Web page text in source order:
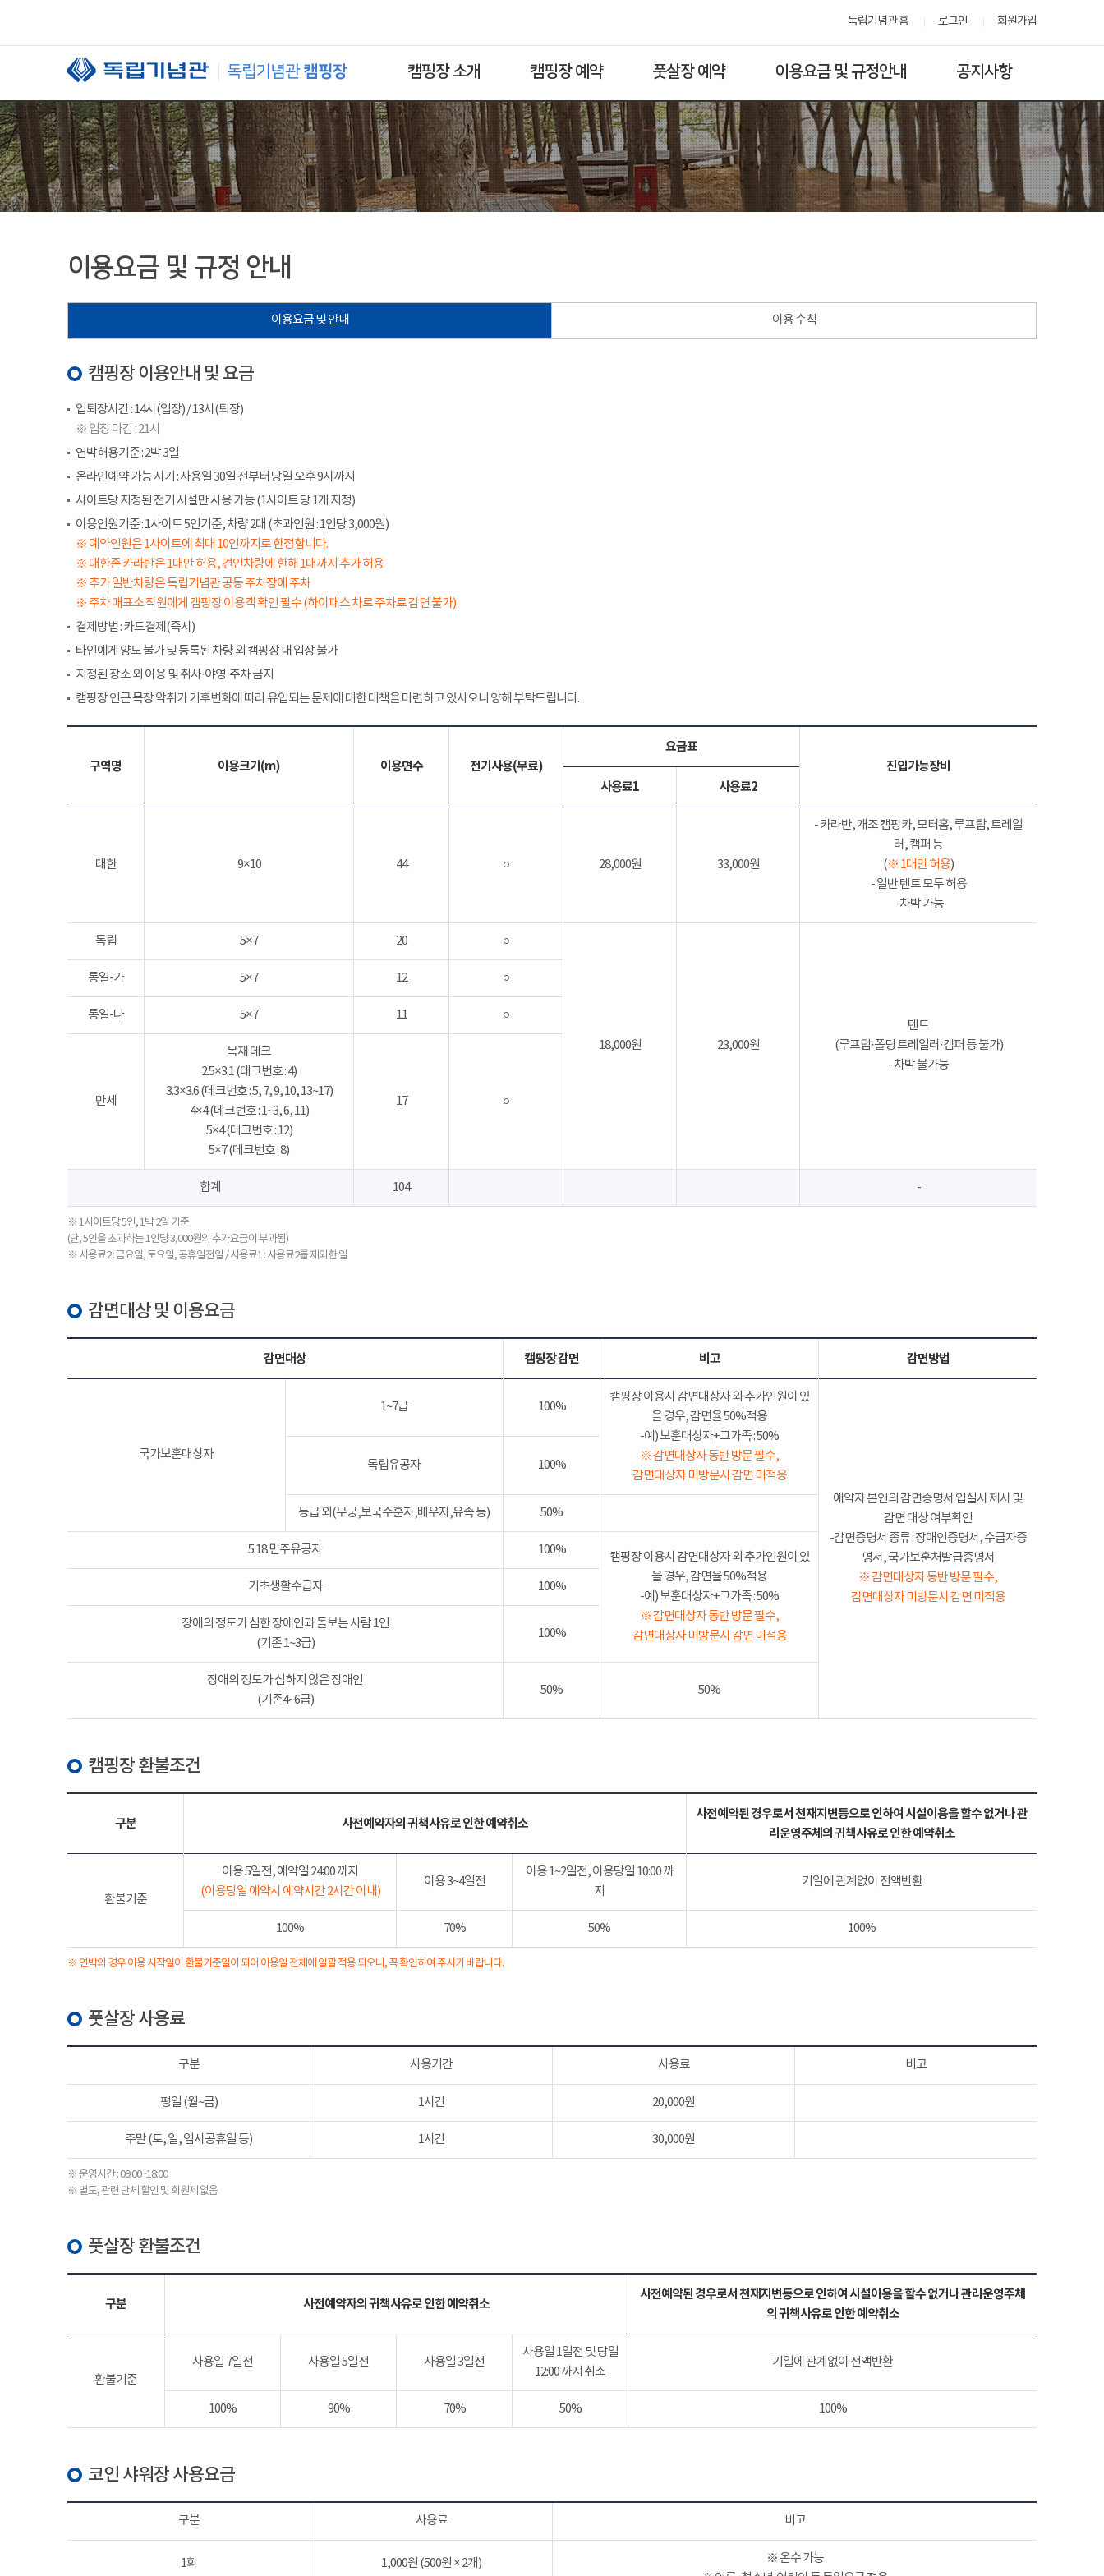
독립기념관 홈 로그인 회원가입
캠핑장 소개 캠핑장 예약 풋살장 예약 이용요금 및 규정안내 공지사항
이용요금 및 규정 안내
이용요금 및 안내 이용 수칙
캠핑장 이용안내 및 요금
입퇴장시간 : 14시(입장) / 13시(퇴장)
※ 입장 마감 : 21시
연박허용기준 : 2박 3일
온라인예약 가능 시기 : 사용일 30일 전부터 당일 오후 9시까지
사이트당 지정된 전기 시설만 사용 가능 (1사이트 당 1개 지정)
이용인원기준 : 1사이트 5인기준, 차량 2대 (초과인원 : 1인당 3,000원)
※ 예약인원은 1사이트에 최대 10인까지로 한정합니다.
※ 대한존 카라반은 1대만 허용, 견인차량에 한해 1대까지 추가 허용
※ 추가 일반차량은 독립기념관 공동 주차장에 주차
※ 주차 매표소 직원에게 갬핑장 이용객 확인 필수 (하이패스 차로 주차료 감면 불가)
결제방법 : 카드결제(즉시)
타인에게 양도 불가 및 등록된 차량 외 캠핑장 내 입장 불가
지정된 장소 외 이용 및 취사·야영·주차 금지
캠핑장 인근 목장 악취가 기후변화에 따라 유입되는 문제에 대한 대책을 마련하고 있사오니 양해 부탁드립니다.
구역명 이용크기(m) 이용면수 전기사용(무료)
요금표
진입가능장비
사용료1
사용료2
대한 9×10 44 ○ 28,000원 33,000원
- 카라반, 개조 캠핑카, 모터홈, 루프탑, 트레일
러, 캠퍼 등
(※ 1대만 허용)
- 일반 텐트 모두 허용
- 차박 가능
독립 5×7 20 ○
18,000원 23,000원
텐트
(루프탑·폴딩 트레일러·캠퍼 등 불가)
- 차박 불가능
통일-가 5×7 12 ○
통일-나 5×7 11 ○
만세
목재 데크
2.5×3.1 (데크번호 : 4)
3.3×3.6 (데크번호 : 5, 7, 9, 10, 13~17)
4×4 (데크번호 : 1~3, 6, 11)
5×4 (데크번호 : 12)
5×7 (데크번호 : 8)
17 ○
합계 104 -
※ 1사이트당 5인, 1박 2일 기준
(단, 5인을 초과하는 1인당 3,000원의 추가요금이 부과됨)
※ 사용료2 : 금요일, 토요일, 공휴일전일 / 사용료1 : 사용료2를 제외한 일
감면대상 및 이용요금
감면대상 캠핑장 감면 비고 감면방법
국가보훈대상자
1~7급 100%
캠핑장 이용시 감면대상자 외 추가인원이 있
을 경우, 감면율 50%적용
-예) 보훈대상자+그가족 : 50%
※ 감면대상자 동반 방문 필수,
감면대상자 미방문시 감면 미적용
예약자 본인의 감면증명서 입실시 제시 및
감면 대상 여부확인
-감면증명서 종류 : 장애인증명서, 수급자증
명서, 국가보훈처발급증명서
※ 감면대상자 동반 방문 필수,
감면대상자 미방문시 감면 미적용
독립유공자 100%
등급 외(무궁,보국수훈자,배우자,유족 등) 50%
5.18 민주유공자 100%
캠핑장 이용시 감면대상자 외 추가인원이 있
을 경우, 감면율 50%적용
-예) 보훈대상자+그가족 : 50%
※ 감면대상자 동반 방문 필수,
감면대상자 미방문시 감면 미적용
기초생활수급자 100%
장애의 정도가 심한 장애인과 돌보는 사람 1인
(기존 1~3급)
100%
장애의 정도가 심하지 않은 장애인
(기존4~6급)
50% 50%
캠핑장 환불조건
구분 사전예약자의 귀책사유로 인한 예약취소
사전예약된 경우로서 천재지변등으로 인하여 시설이용을 할수 없거나 관
리운영주체의 귀책사유로 인한 예약취소
환불기준
이용 5일전, 예약일 24:00 까지
(이용당일 예약시 예약시간 2시간 이내)
이용 3~4일전
이용 1~2일전, 이용당일 10:00 까
지
기일에 관계없이 전액반환
100% 70% 50% 100%
※ 연박의 경우 이용 시작일이 환불기준일이 되어 이용일 전체에 일괄 적용 되오니, 꼭 확인하여 주시기 바랍니다.
풋살장 사용료
구분 사용기간 사용료 비고
평일 (월~금) 1시간 20,000원
주말 (토, 일, 임시공휴일 등) 1시간 30,000원
※ 운영시간 : 09:00~18:00
※ 별도, 관련 단체 할인 및 회원제 없음
풋살장 환불조건
구분 사전예약자의 귀책사유로 인한 예약취소
사전예약된 경우로서 천재지변등으로 인하여 시설이용을 할수 없거나 관리운영주체
의 귀책사유로 인한 예약취소
환불기준
사용일 7일전 사용일 5일전 사용일 3일전
사용일 1일전 및 당일
12:00 까지 취소
기일에 관계없이 전액반환
100% 90% 70% 50% 100%
코인 샤워장 사용요금
구분 사용료 비고
1회 1,000원 (500원 × 2개)
※ 온수 가능